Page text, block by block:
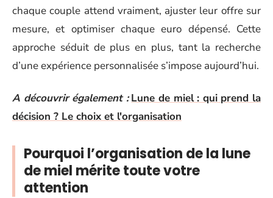
chaque couple attend vraiment, ajuster leur offre sur
mesure, et optimiser chaque euro dépensé. Cette
approche séduit de plus en plus, tant la recherche
d’une expérience personnalisée s’impose aujourd’hui.
A découvrir également : Lune de miel : qui prend la
décision ? Le choix et l'organisation
Pourquoi l’organisation de la lune
de miel mérite toute votre
attention